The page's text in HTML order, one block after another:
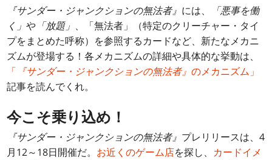
『サンダー・ジャンクションの無法者』 には、
「悪事を働
く」や 「放題」 、「無法者」（特定のクリーチャー・タイ
プをまとめた呼称）を参照するカードなど、新たなメカニ
ズムが登場する！各メカニズムの詳細や具体的な挙動は、
「 『サンダー・ジャンクションの無法者』のメカニズム」
記事を読んでくれ。
今こそ乗り込め！
『サンダー・ジャンクションの無法者』 プレリリースは、4
月12～18日開催だ。 お近くのゲーム店を探し、 カードイメ